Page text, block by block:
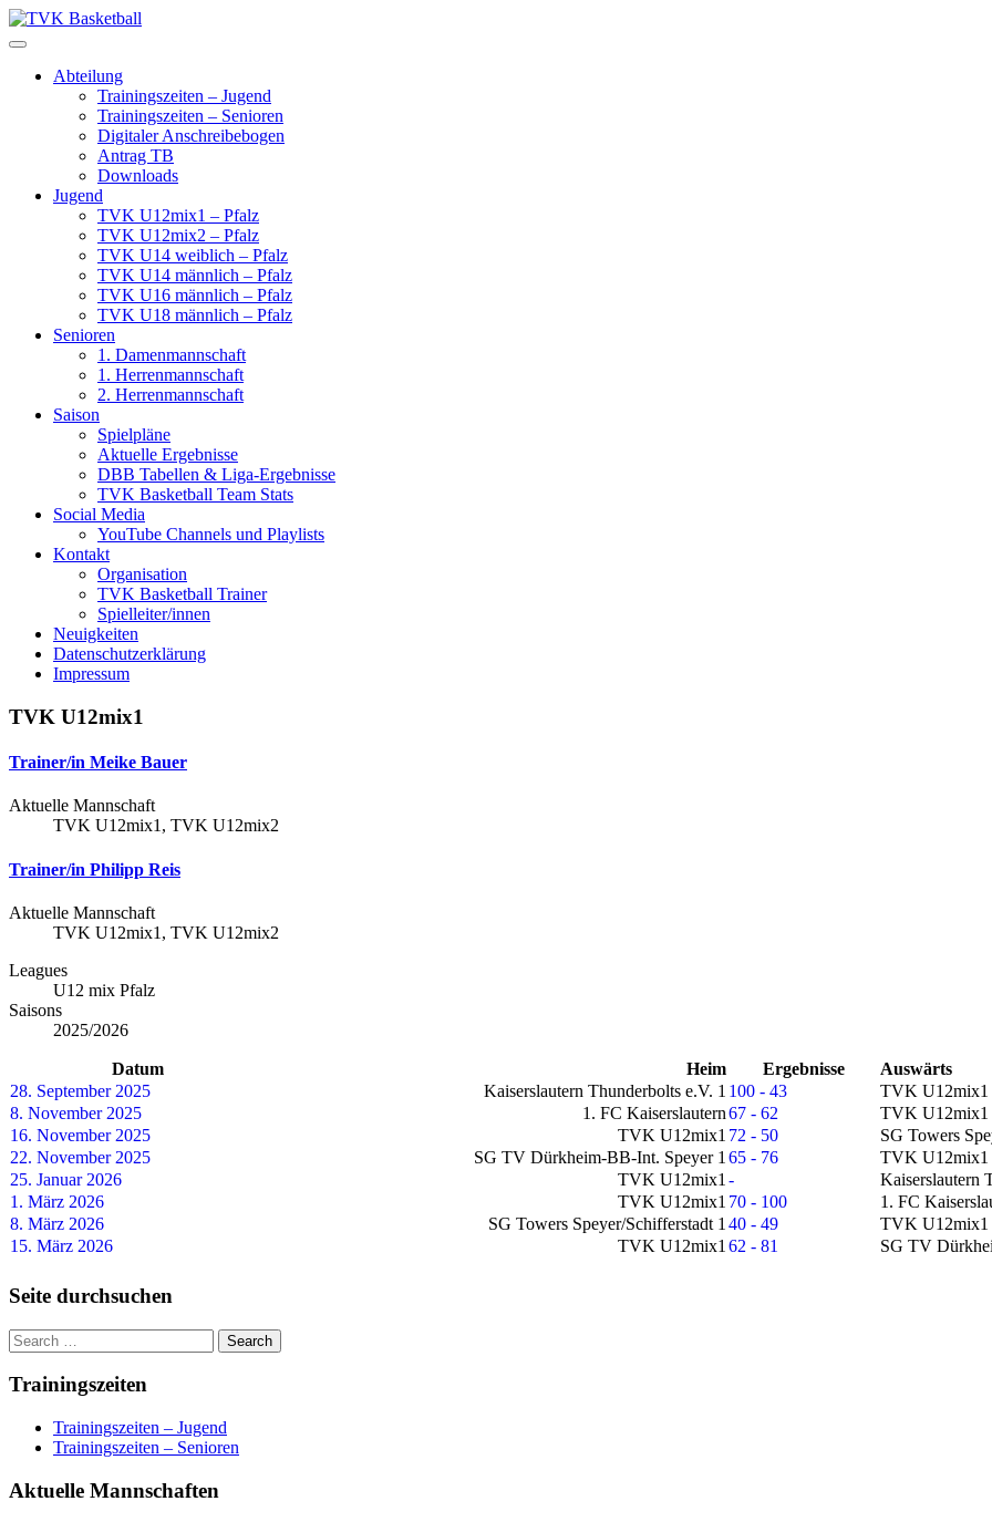
Skip
to
Abteilung
Trainingszeiten – Jugend
Trainingszeiten – Senioren
Digitaler Anschreibebogen
Antrag TB
Downloads
Jugend
TVK U12mix1 – Pfalz
TVK U12mix2 – Pfalz
TVK U14 weiblich – Pfalz
TVK U14 männlich – Pfalz
TVK U16 männlich – Pfalz
TVK U18 männlich – Pfalz
Senioren
1. Damenmannschaft
1. Herrenmannschaft
2. Herrenmannschaft
Saison
Spielpläne
Aktuelle Ergebnisse
DBB Tabellen & Liga-Ergebnisse
TVK Basketball Team Stats
Social Media
YouTube Channels und Playlists
Kontakt
Organisation
TVK Basketball Trainer
Spielleiter/innen
Neuigkeiten
Datenschutzerklärung
Impressum
TVK U12mix1
Trainer/in Meike Bauer
Aktuelle Mannschaft
TVK U12mix1, TVK U12mix2
Trainer/in Philipp Reis
Aktuelle Mannschaft
TVK U12mix1, TVK U12mix2
Leagues
U12 mix Pfalz
Saisons
2025/2026
Datum Heim Ergebnisse Auswärts
28. September 2025
Kaiserslautern Thunderbolts e.V. 1 100 - 43 TVK U12mix1
8. November 2025
1. FC Kaiserslautern67 - 62 TVK U12mix1
16. November 2025
TVK U12mix1 72 - 50 SG Towers
22. November 2025
SG TV Dürkheim-BB-Int. Speyer 1 65 - 76 TVK U12mix1
25. Januar 2026
TVK U12mix1 - Kaiserslautern
1. März 2026
TVK U12mix1 70 - 100 1. FC
8. März 2026
SG Towers Speyer/Schifferstadt 1 40 - 49 TVK U12mix1
15. März 2026
TVK U12mix1 62 - 81 SG TV
Seite durchsuchen
Trainingszeiten
Trainingszeiten – Jugend
Trainingszeiten – Senioren
Aktuelle Mannschaften